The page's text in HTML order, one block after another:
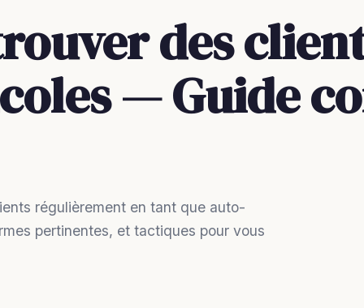
des
— Guide
régulièrement en tant que auto-
pertinentes, et tactiques pour vous